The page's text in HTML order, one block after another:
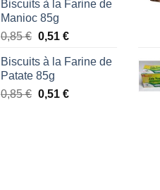
initial
était :
1,87 €.
actuel
1,53 €.
Biscuits à la Farine de
Manioc 85g
0,85€ Le
initial
était :
0,85 €.
0,51 €Le
actuel
0,51 €.
Biscuits à la Farine de
Patate 85g
0,85€ Le
0,51 €Le